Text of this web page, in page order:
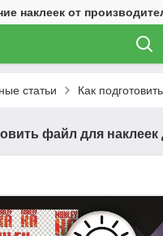
наклеек от
статьи Как
файл для наклеек